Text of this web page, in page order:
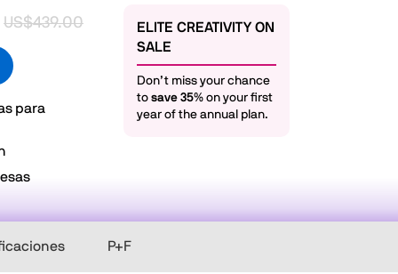
US$439.00
para
ELITE CREATIVITY ON
SALE
Don’t miss your chance
tosave 35% on your first
year of the annual plan.
P+F